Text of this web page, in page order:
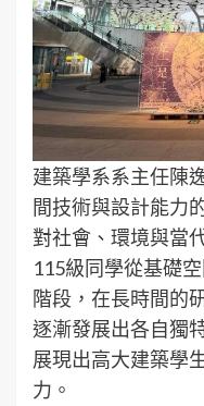
建築學系系主任陳
間技術與設計能力
對社會、環境與當
115級同學從基礎
階段，在長時間的
逐漸發展出各自獨
展現出高大建築學
力。